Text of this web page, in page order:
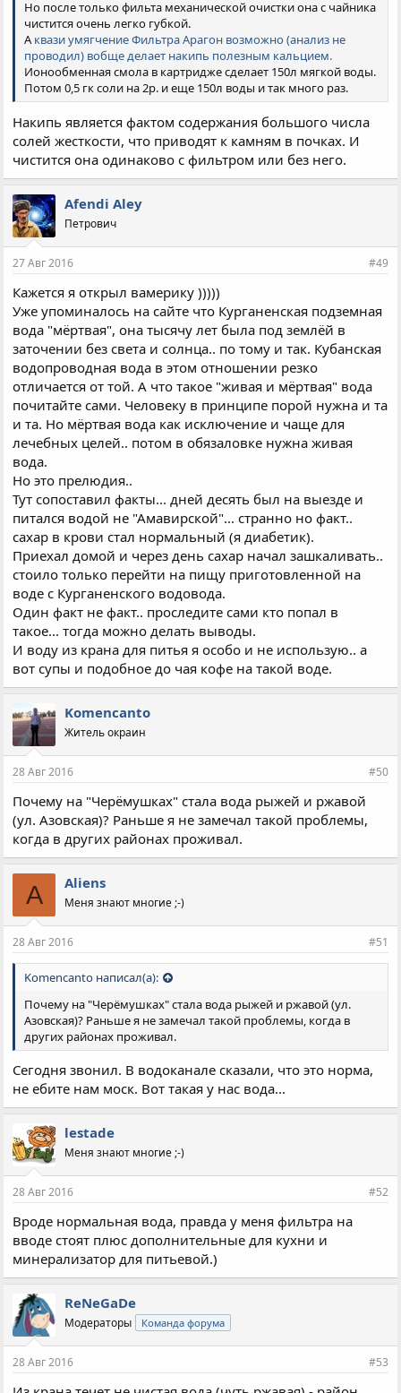
Но после только фильта механической очистки она с чайника
чистится очень легко губкой.
Аквази умягчение Фильтра Арагон возможно (анализ не
проводил) вобще делает накипь полезным кальцием.
Ионообменная смола в картридже сделает 150л мягкой воды.
Потом 0,5 гк соли на 2р. и еще 150л воды и так много раз.
Накипь является фактом содержания большого числа
солей жесткости, что приводят к камням в почках. И
чистится она одинаково с фильтром или без него.
Afendi Aley
Петрович
27 Авг 2016 #49
Кажется я открыл вамерику )))))
Уже упоминалось на сайте что Курганенская подземная
вода "мёртвая", она тысячу лет была под землёй в
заточении без света и солнца.. по тому и так. Кубанская
водопроводная вода в этом отношении резко
отличается от той. А что такое "живая и мёртвая" вода
почитайте сами. Человеку в принципе порой нужна и та
и та. Но мёртвая вода как исключение и чаще для
лечебных целей.. потом в обязаловке нужна живая
вода.
Но это прелюдия..
Тут сопоставил факты... дней десять был на выезде и
питался водой не "Амавирской"... странно но факт..
сахар в крови стал нормальный (я диабетик).
Приехал домой и через день сахар начал зашкаливать..
стоило только перейти на пищу приготовленной на
воде с Курганенского водовода.
Один факт не факт.. проследите сами кто попал в
такое... тогда можно делать выводы.
И воду из крана для питья я особо и не использую.. а
вот супы и подобное до чая кофе на такой воде.
Komencanto
Житель окраин
28 Авг 2016 #50
Почему на "Черёмушках" стала вода рыжей и ржавой
(ул. Азовская)? Раньше я не замечал такой проблемы,
когда в других районах проживал.
A Aliens
Меня знают многие ;-)
28 Авг 2016 #51
Komencanto написал(а):
Почему на "Черёмушках" стала вода рыжей и ржавой (ул.
Азовская)? Раньше я не замечал такой проблемы, когда в
других районах проживал.
Сегодня звонил. В водоканале сказали, что это норма,
не ебите нам моск. Вот такая у нас вода...
lestade
Меня знают многие ;-)
28 Авг 2016 #52
Вроде нормальная вода, правда у меня фильтра на
вводе стоят плюс дополнительные для кухни и
минерализатор для питьевой.)
ReNeGaDe
Модераторы Команда форума
28 Авг 2016 #53